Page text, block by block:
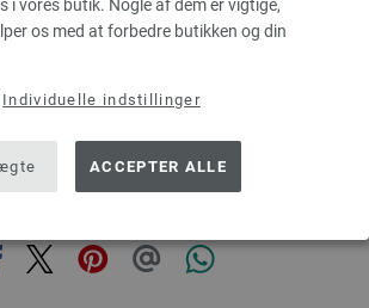
i vores butik. Nogle af dem er vigtige,
os med at forbedre butikken og din
Individuelle indstillinger
ACCEPTER ALLE